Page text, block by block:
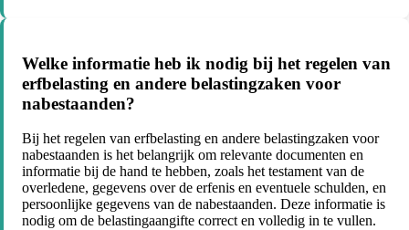
Welke informatie heb ik nodig bij het regelen van
erfbelasting en andere belastingzaken voor
nabestaanden?
Bij het regelen van erfbelasting en andere belastingzaken voor
nabestaanden is het belangrijk om relevante documenten en
informatie bij de hand te hebben, zoals het testament van de
overledene, gegevens over de erfenis en eventuele schulden, en
persoonlijke gegevens van de nabestaanden. Deze informatie is
nodig om de belastingaangifte correct en volledig in te vullen.